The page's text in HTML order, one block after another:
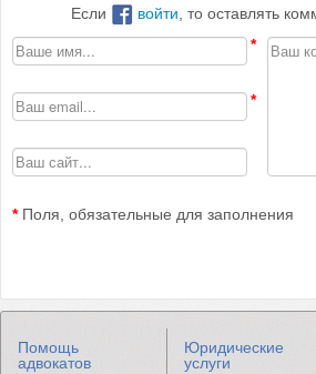
Если войти , то оставлять
*Поля, обязательные для заполнения
Помощь
адвокатов
Юридические
услуги